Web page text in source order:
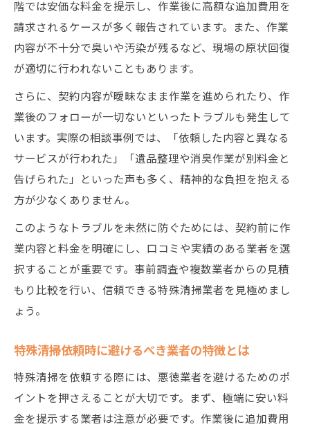
階では安価な料金を提示し、作業後に高額な追加費用を
請求されるケースが多く報告されています。また、作業
内容が不十分で臭いや汚染が残るなど、現場の原状回復
が適切に行われないこともあります。
さらに、契約内容が曖昧なまま作業を進められたり、作
業後のフォローが一切ないといったトラブルも発生して
います。実際の相談事例では、「依頼した内容と異なる
サービスが行われた」「遺品整理や消臭作業が別料金と
告げられた」といった声も多く、精神的な負担を抱える
方が少なくありません。
このようなトラブルを未然に防ぐためには、契約前に作
業内容と料金を明確にし、口コミや実績のある業者を選
択することが重要です。事前調査や複数業者からの見積
もり比較を行い、信頼できる特殊清掃業者を見極めまし
ょう。
特殊清掃依頼時に避けるべき業者の特徴とは
特殊清掃を依頼する際には、悪徳業者を避けるためのポ
イントを押さえることが大切です。まず、極端に安い料
金を提示する業者は注意が必要です。作業後に追加費用